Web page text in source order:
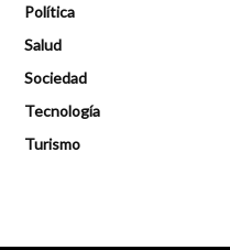
Política
Salud
Sociedad
Tecnología
Turismo